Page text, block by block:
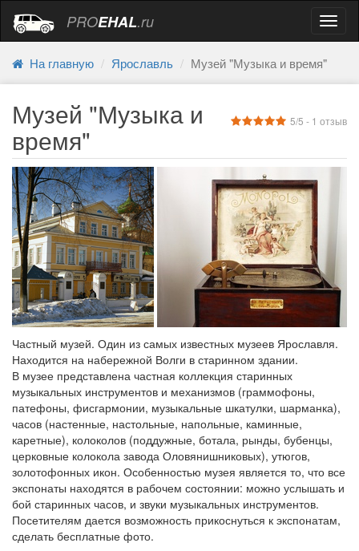
PROEHAL.ru
На главную Ярославль Музей "Музыка и время"
5/5 - 1 отзыв
Музей "Музыка и
время"
Частный музей. Один из самых известных музеев Ярославля.
Находится на набережной Волги в старинном здании.
В музее представлена частная коллекция старинных
музыкальных инструментов и механизмов (граммофоны,
патефоны, фисгармонии, музыкальные шкатулки, шарманка),
часов (настенные, настольные, напольные, каминные,
каретные), колоколов (поддужные, ботала, рынды, бубенцы,
церковные колокола завода Оловянишниковых), утюгов,
золотофонных икон. Особенностью музея является то, что все
экспонаты находятся в рабочем состоянии: можно услышать и
бой старинных часов, и звуки музыкальных инструментов.
Посетителям дается возможность прикоснуться к экспонатам,
сделать бесплатные фото.